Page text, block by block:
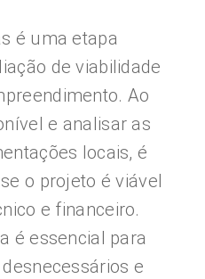
é uma etapa
de viabilidade
Ao
e analisar as
locais, é
o projeto é viável
e financeiro.
é essencial para
e